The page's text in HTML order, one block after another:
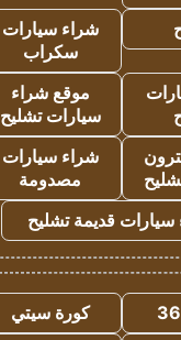
شراء سيارات
سكراب
موقع شراء
سيارات تشليح
شراء سيارات
مصدومة
قديمة تشليح
كورة سيتي